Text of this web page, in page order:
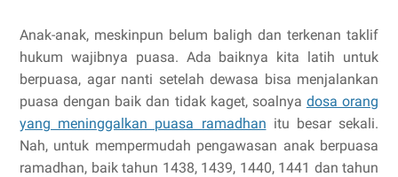
Anak-anak, meskinpun belum baligh dan terkenan taklif
hukum wajibnya puasa. Ada baiknya kita latih untuk
berpuasa, agar nanti setelah dewasa bisa menjalankan
puasa dengan baik dan tidak kaget, soalnya dosa orang
yang meninggalkan puasa ramadhan itu besar sekali.
Nah, untuk mempermudah pengawasan anak berpuasa
ramadhan, baik tahun 1438, 1439, 1440, 1441 dan tahun